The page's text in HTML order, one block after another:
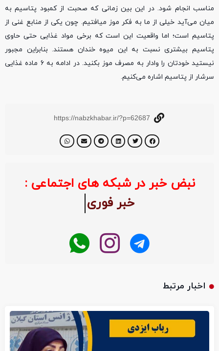
مناسب انجام شود. در این بین زمانی که صحبت از کمبود پتاسیم به
میان می‌آید خیلی از ما به فکر موز میافتیم. چون یکی از منابع غنی از
پتاسیم است؛ اما واقعیت این است که برخی مواد غذایی حتی حاوی
پتاسیم بیشتری نسبت به این میوه خندان هستند. بنابراین مجبور
نیستید خودتان را وادار به مصرف موز بکنید. در ادامه به 6 ماده غذایی
سرشار از پتاسیم اشاره می‌کنیم.
https://nabzkhabar.ir/?p=62687
نبض خبر در شبکه های اجتماعی : خبر